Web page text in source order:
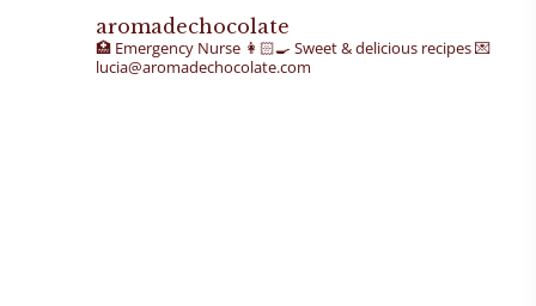
aromadechocolate
🏥 Emergency Nurse 👩🏻‍🍳 Sweet & delicious recipes💌
lucia@aromadechocolate.com